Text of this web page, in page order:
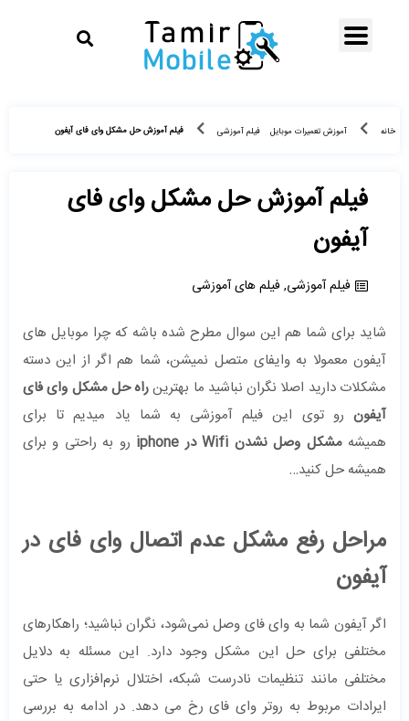
خانه آموزش تعمیرات موبایل فیلم آموزشی فیلم آموزش حل مشکل وای فای آیفون
فیلم آموزش حل مشکل وای فای
آیفون
فیلم آموزشی, فیلم های آموزشی
شاید برای شما هم این سوال مطرح شده باشه که چرا موبایل های
آیفون معمولا به وایفای متصل نمیشن، شما هم اگر از این دسته
مشکلات دارید اصلا نگران نباشید ما بهترینراه حل مشکل وای فای
آیفون رو توی این فیلم آموزشی به شما یاد میدیم تا برای
همیشه مشکل وصل نشدن Wifi در iphone
رو به راحتی و برای
همیشه حل کنید…
مراحل رفع مشکل عدم اتصال وای فای در
آیفون
اگر آیفون شما به وای فای وصل نمی‌شود، نگران نباشید؛ راهکارهای
مختلفی برای حل این مشکل وجود دارد. این مسئله به دلایل
مختلفی مانند تنظیمات نادرست شبکه، اختلال نرم‌افزاری یا حتی
ایرادات مربوط به روتر وای فای رخ می دهد. در ادامه به بررسی